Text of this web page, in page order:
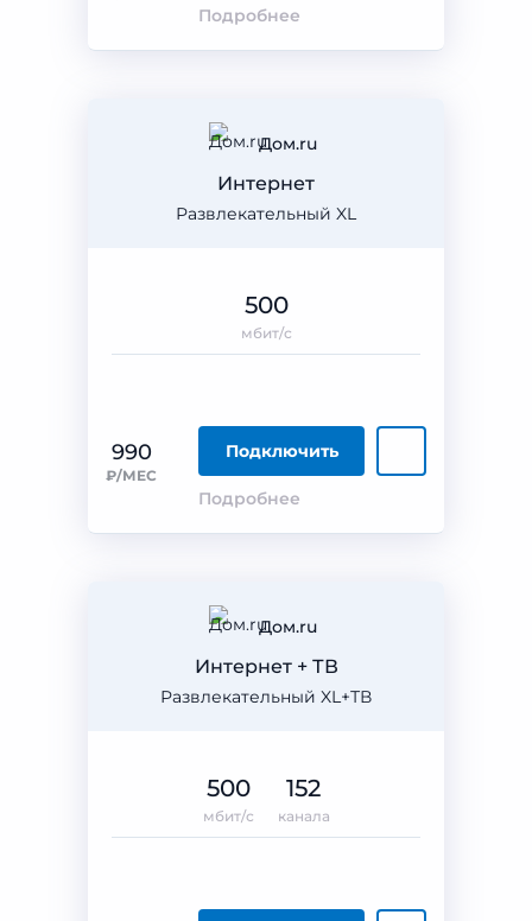
Подробнее
Дом.ru
Развлекательный XL
Интернет
990
₽/МЕС
Подключить
Подробнее
500
мбит/с
Дом.ru
Развлекательный XL+ТВ
Интернет + ТВ
500
мбит/с
152
канала